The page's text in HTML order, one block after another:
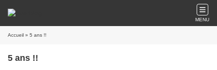
MENU
Accueil » 5 ans !!
5 ans !!